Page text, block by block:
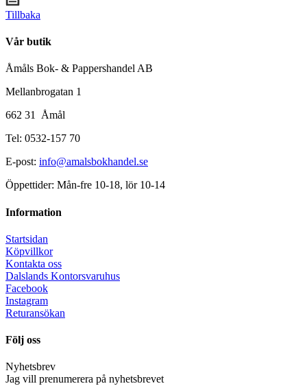
Tillbaka
Vår butik
Åmåls Bok- & Pappershandel AB
Mellanbrogatan 1
662 31 Åmål
Tel: 0532-157 70
E-post: info@amalsbokhandel.se
Öppettider: Mån-fre 10-18, lör 10-14
Information
Startsidan
Köpvillkor
Kontakta oss
Dalslands Kontorsvaruhus
Facebook
Instagram
Returansökan
Följ oss
Nyhetsbrev
Jag vill prenumerera på nyhetsbrevet